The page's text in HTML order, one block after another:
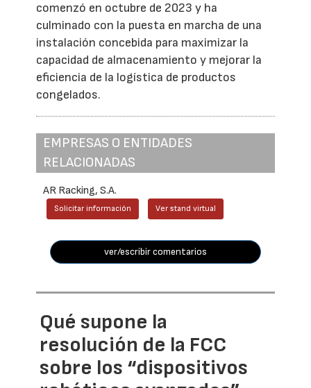
comenzó en octubre de 2023 y ha
culminado con la puesta en marcha de una
instalación concebida para maximizar la
capacidad de almacenamiento y mejorar la
eficiencia de la logística de productos
congelados.
EMPRESAS O ENTIDADES
RELACIONADAS
AR Racking, S.A.
Solicitar información Ver stand virtual
ver/escribir comentarios
Qué supone la
resolución de la FCC
sobre los “dispositivos